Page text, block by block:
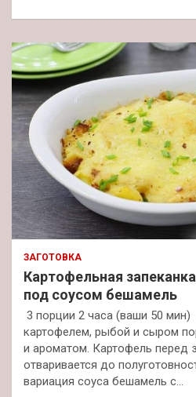
ЗАГОТОВКА
Картофельная
под соусом бешамель
3 порции 2 часа (ваши 50
картофелем, рыбой и сыром
и ароматом. Картофель перед
отваривается до
вариация соуса бешамель с…